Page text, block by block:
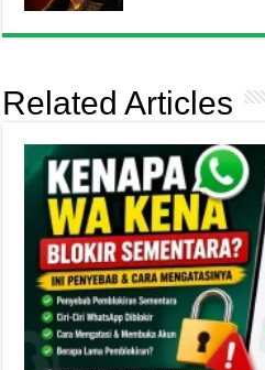
Related Articles